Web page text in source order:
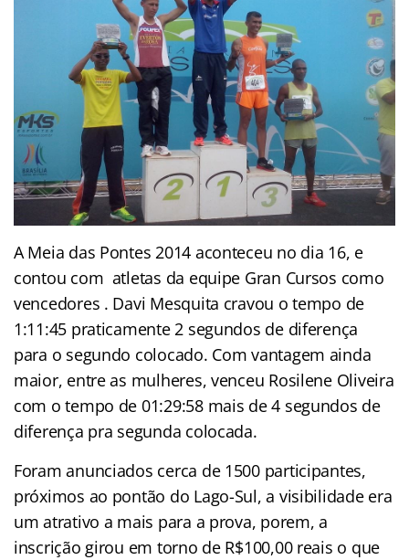
A Meia das Pontes 2014 aconteceu no dia 16, e
contou com atletas da equipe Gran Cursos como
vencedores . Davi Mesquita cravou o tempo de
1:11:45 praticamente 2 segundos de diferença
para o segundo colocado. Com vantagem ainda
maior, entre as mulheres, venceu Rosilene Oliveira
com o tempo de 01:29:58 mais de 4 segundos de
diferença pra segunda colocada.
Foram anunciados cerca de 1500 participantes,
próximos ao pontão do Lago-Sul, a visibilidade era
um atrativo a mais para a prova, porem, a
inscrição girou em torno de R$100,00 reais o que